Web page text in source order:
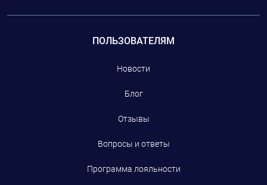
ПОЛЬЗОВАТЕЛЯМ
Новости
Блог
Отзывы
Вопросы и ответы
Программа лояльности